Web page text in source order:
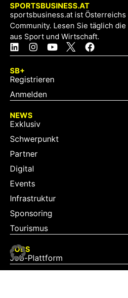
SPORTSBUSINESS.AT
sportsbusiness.at ist
Community. Lesen Sie täglich
aus Sport und Wirtschaft.
SB+
Registrieren
Anmelden
NEWS
Exklusiv
Schwerpunkt
Partner
Digital
Events
Infrastruktur
Sponsoring
Tourismus
JOBS
Job-Plattform